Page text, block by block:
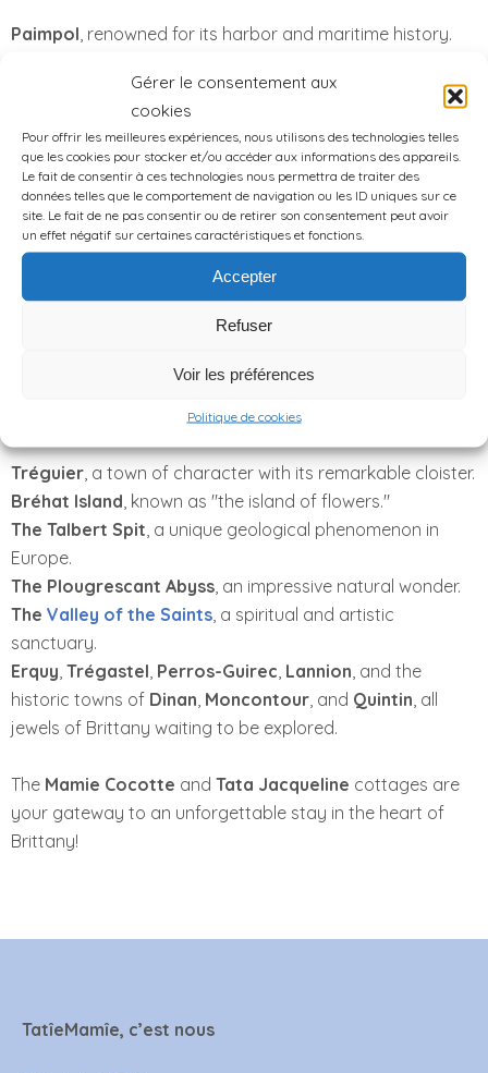
Gérer le consentement aux
cookies
Pour offrir les meilleures expériences, nous utilisons des technologies telles
que les cookies pour stocker et/ou accéder aux informations des appareils.
Le fait de consentir à ces technologies nous permettra de traiter des
données telles que le comportement de navigation ou les ID uniques sur ce
site. Le fait de ne pas consentir ou de retirer son consentement peut avoir
un effet négatif sur certaines caractéristiques et fonctions.
Accepter
Refuser
Voir les préférences
Politique de cookies
Paimpol, renowned for its harbor and maritime history.
Saint-Quay-Portrieux andBinic-Étables-sur-Mer
charming seaside towns.
Pontrieux, a picturesque village with its iconic
washhouses.
Châtelaudren, another historic gem of Brittany.
TheChâteau de la Roche-Jagu, famous for its gardens
and stunning views.
For adventure seekers, many incredible destinations
Tréguier, a town of character with its remarkable cloister.
Bréhat Island, known as "the island of flowers."
The Talbert Spit, a unique geological phenomenon in
Europe.
The Plougrescant Abyss, an impressive natural wonder.
The Valley of the Saints, a spiritual and artistic
sanctuary.
Erquy, Trégastel, Perros-Guirec, Lannion, and the
historic towns of Dinan, Moncontour, and Quintin, all
jewels of Brittany waiting to be explored.
The Mamie Cocotte and Tata Jacqueline cottages are
your gateway to an unforgettable stay in the heart of
Brittany!
TatîeMamîe, c’est nous